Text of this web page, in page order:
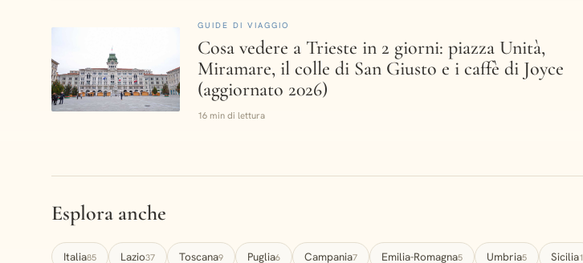
GUIDE DI VIAGGIO
Cosa vedere a Trieste in 2 giorni: piazza Unità,
Miramare, il colle di San Giusto e i caffè di Joyce
(aggiornato 2026)
16 min di lettura
Esplora anche
Italia85 Lazio37 Toscana9 Puglia6 Campania7 Emilia-Romagna5 Umbria5 Sicilia1